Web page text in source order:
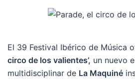
El 39 Festival Ibérico de Música
circo de los valientes’, un nuevo
multidisciplinar de La Maquiné